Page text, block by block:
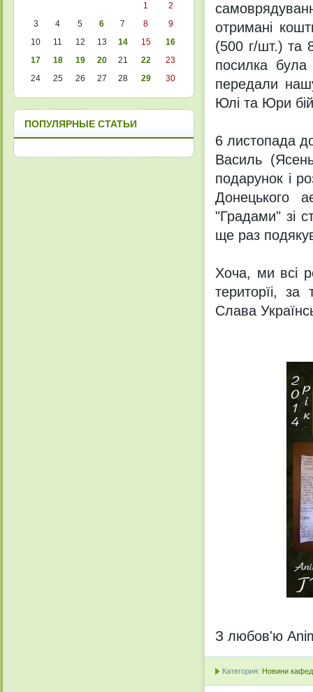
отримані
(500 г/шт.) та
посилка була
передали
Юлі та Юри
6 листопада
Василь
подарунок і
Донецького
"Градами" зі
ще раз
Хоча, ми всі
територїі,
Слава
З любов'ю
Категория: Новини
1
2
3
4 5 6 7 8
9
10
11 12 13 14 15
16
17
18 19 20 21 22
23
24
25 26 27 28 29 30
ПОПУЛЯРНЫЕ СТАТЬИ